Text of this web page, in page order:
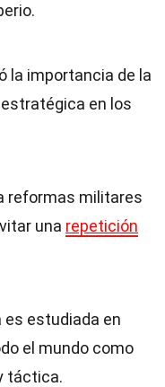
la importancia de la
en los
reformas militares
una repetición
es estudiada en
el mundo como
táctica.